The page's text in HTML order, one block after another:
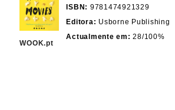
WOOK.pt
ISBN: 9781474921329
Editora: Usborne Publishing
Actualmente em: 28/100%